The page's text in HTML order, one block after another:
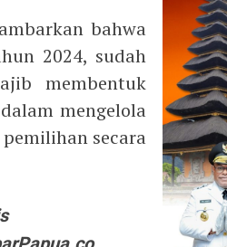
bahwa
2024, sudah
membentuk
mengelola
secara